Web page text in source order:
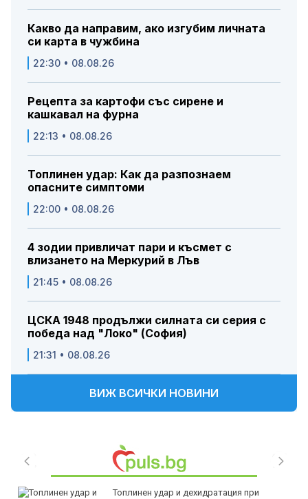
Какво да направим, ако изгубим личната
си карта в чужбина
22:30 • 08.08.26
Рецепта за картофи със сирене и
кашкавал на фурна
22:13 • 08.08.26
Топлинен удар: Как да разпознаем
опасните симптоми
22:00 • 08.08.26
4 зодии привличат пари и късмет с
влизането на Меркурий в Лъв
21:45 • 08.08.26
ЦСКА 1948 продължи силната си серия с
победа над "Локо" (София)
21:31 • 08.08.26
ВИЖ ВСИЧКИ НОВИНИ
Топлинен удар и дехидратация при